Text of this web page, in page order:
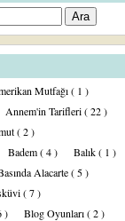
Mutfağı( 1 )
Annem'in Tarifleri( 22 )
( 2 )
Badem( 4 ) Balık( 1 )
Alacarte( 5 )
( 7 )
) Blog Oyunları( 2 )